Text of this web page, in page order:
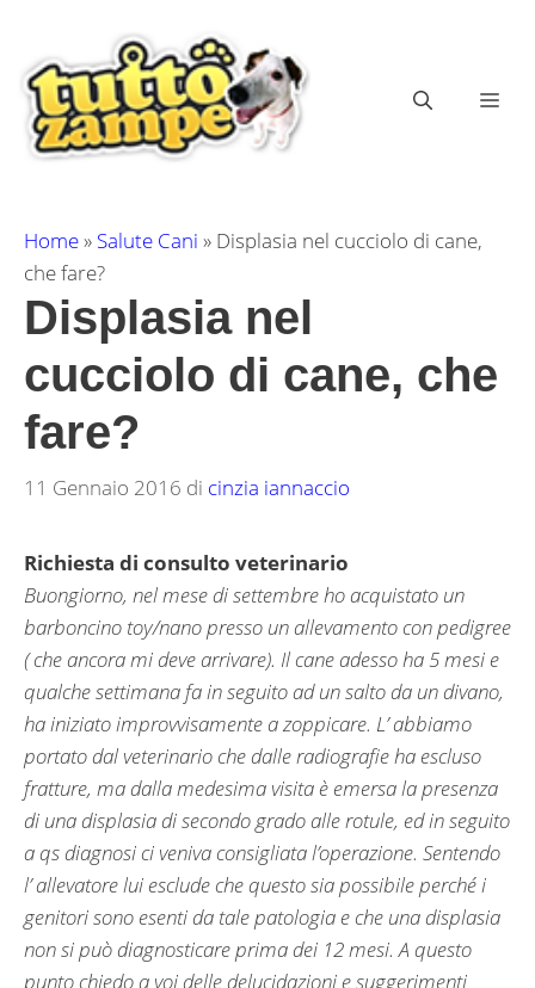
contenuto
Home» Salute Cani » Displasia nel cucciolo di cane,
che fare?
Displasia nel
cucciolo di cane, che
fare?
11 Gennaio 2016 di cinzia iannaccio
Richiesta di consulto veterinario
Buongiorno, nel mese di settembre ho acquistato un
barboncino toy/nano presso un allevamento con pedigree
( che ancora mi deve arrivare). Il cane adesso ha 5 mesi e
qualche settimana fa in seguito ad un salto da un divano,
ha iniziato improvvisamente a zoppicare. L’ abbiamo
portato dal veterinario che dalle radiografie ha escluso
fratture, ma dalla medesima visita è emersa la presenza
di una displasia di secondo grado alle rotule, ed in seguito
a qs diagnosi ci veniva consigliata l’operazione. Sentendo
l’ allevatore lui esclude che questo sia possibile perché i
genitori sono esenti da tale patologia e che una displasia
non si può diagnosticare prima dei 12 mesi. A questo
punto chiedo a voi delle delucidazioni e suggerimenti